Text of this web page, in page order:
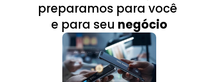
preparamos para você
e para seu negócio